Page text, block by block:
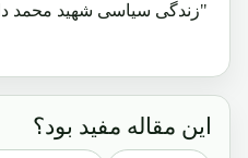
"زندگی سیاسی شهید محمد
این مقاله مفید بود؟